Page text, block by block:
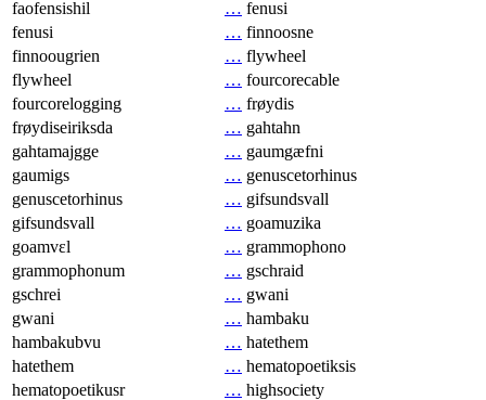
faofensishil
… fenusi
fenusi
… finnoosne
finnoougrien
… flywheel
flywheel
… fourcorecable
fourcorelogging
… frøydis
frøydiseiriksda
… gahtahn
gahtamajgge
… gaumgæfni
gaumigs
… genuscetorhinus
genuscetorhinus
… gifsundsvall
gifsundsvall
… goamuzika
goamvɛl
… grammophono
grammophonum
… gschraid
gschrei
… gwani
gwani
… hambaku
hambakubvu
… hatethem
hatethem
… hematopoetiksis
hematopoetikusr
… highsociety